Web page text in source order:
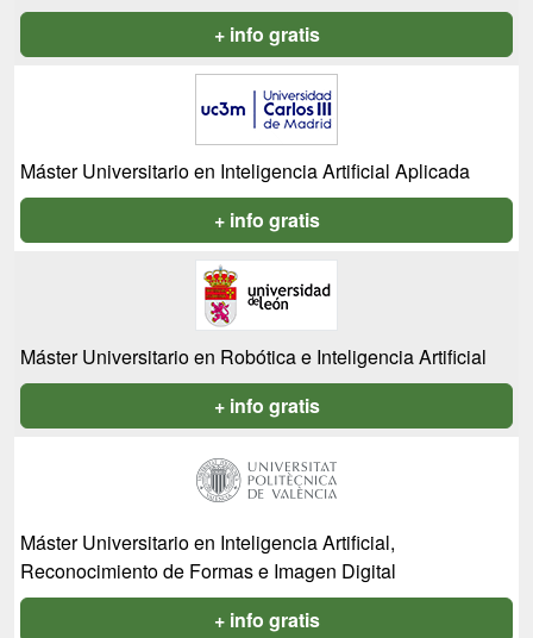
+ info gratis
Máster Universitario en Inteligencia Artificial Aplicada
+ info gratis
Máster Universitario en Robótica e Inteligencia Artificial
+ info gratis
Máster Universitario en Inteligencia Artificial,
Reconocimiento de Formas e Imagen Digital
+ info gratis